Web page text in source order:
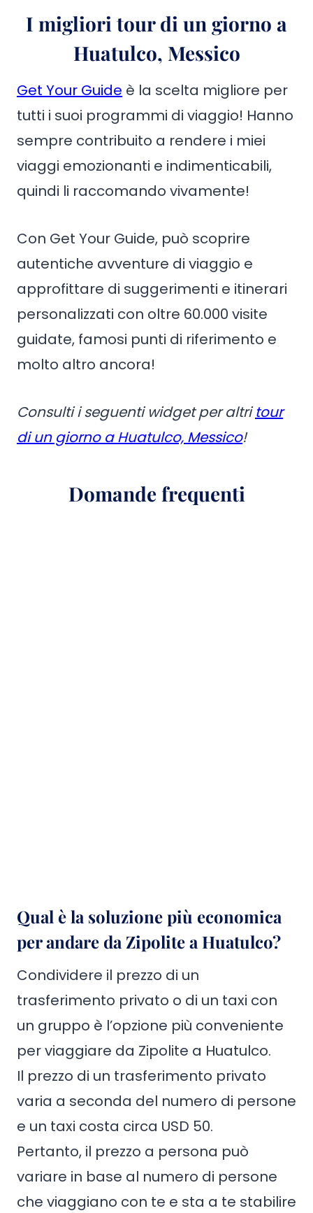
I migliori tour di un giorno a
Huatulco, Messico
Get Your Guide è la scelta migliore per
tutti i suoi programmi di viaggio! Hanno
sempre contribuito a rendere i miei
viaggi emozionanti e indimenticabili,
quindi li raccomando vivamente!
Con Get Your Guide, può scoprire
autentiche avventure di viaggio e
approfittare di suggerimenti e itinerari
personalizzati con oltre 60.000 visite
guidate, famosi punti di riferimento e
molto altro ancora!
Consulti i seguenti widget per altritour
di un giorno a Huatulco, Messico!
Domande frequenti
Qual è la soluzione più economica
per andare da Zipolite a Huatulco?
Condividere il prezzo di un
trasferimento privato o di un taxi con
un gruppo è l’opzione più conveniente
per viaggiare da Zipolite a Huatulco.
Il prezzo di un trasferimento privato
varia a seconda del numero di persone
e un taxi costa circa USD 50.
Pertanto, il prezzo a persona può
variare in base al numero di persone
che viaggiano con te e sta a te stabilire